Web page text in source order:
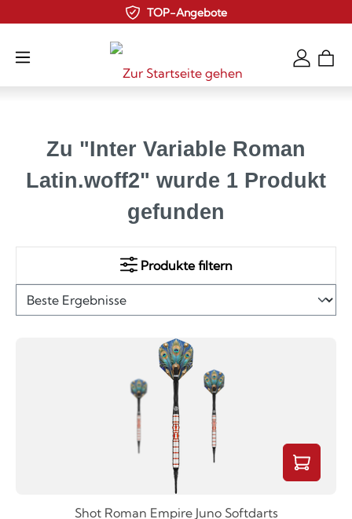
Zum Hauptinhalt springen
Zu "Inter Variable Roman
Latin.woff2" wurde 1 Produkt
gefunden
Produkte filtern
Shot Roman Empire Juno Softdarts